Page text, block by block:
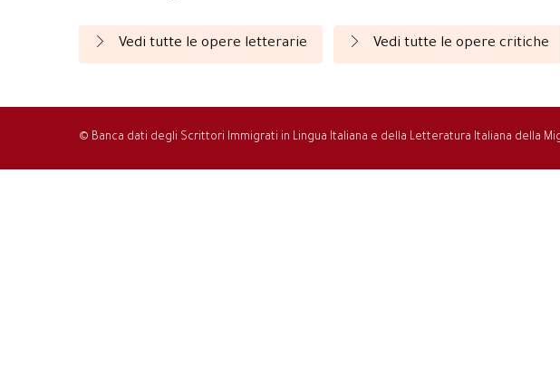
Vedi tutte le opere letterarie Vedi tutte le opere critiche
© Banca dati degli Scrittori Immigrati in Lingua Italiana e della Letteratura Italiana della